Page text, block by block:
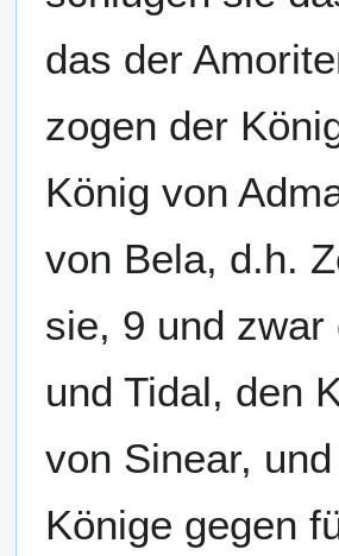
das der
zogen der
König von
von Bela, d.h.
sie, 9 und zwar
und Tidal, den
von Sinear,
Könige gegen